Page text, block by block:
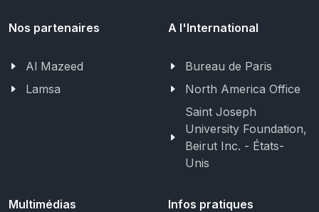
Nos partenaires
Al Mazeed
Lamsa
A l'International
Bureau de Paris
North America Office
Saint Joseph
University Foundation,
Beirut Inc. - États-
Unis
Multimédias Infos pratiques